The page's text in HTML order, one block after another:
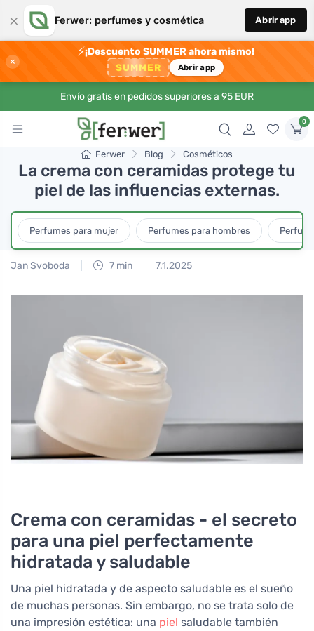
× Ferwer: perfumes y cosmética Abrir app
×
⚡¡Descuento SUMMER ahora mismo!
SUMMER Abrir app
Envío gratis en pedidos superiores a 95 EUR
0
Ferwer Blog Cosméticos
La crema con ceramidas protege tu
piel de las influencias externas.
Perfumes para mujer Perfumes para hombres
Jan Svoboda 7 min 7.1.2025
Crema con ceramidas - el secreto
para una piel perfectamente
hidratada y saludable
Una piel hidratada y de aspecto saludable es el sueño
de muchas personas. Sin embargo, no se trata solo de
una impresión estética: una piel saludable también